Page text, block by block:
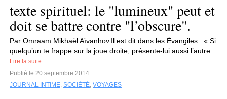
texte spirituel: le "lumineux" peut et
doit se battre contre "l’obscure".
Par Omraam Mikhaël Aïvanhov.Il est dit dans les Évangiles : « Si
quelqu’un te frappe sur la joue droite, présente-lui aussi l’autre.
Lire la suite
Publié le 20 septembre 2014
JOURNAL INTIME, SOCIÉTÉ, VOYAGES